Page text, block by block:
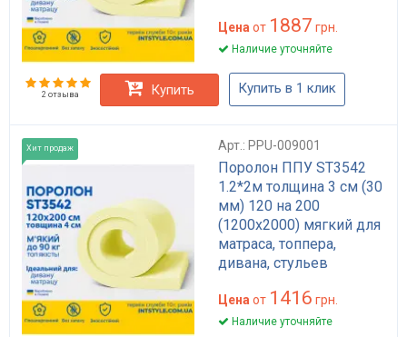
Цена от 1887 грн.
Наличие уточняйте
2 отзыва Купить Купить в 1 клик
Хит продаж Арт.: PPU-009001
Поролон ППУ ST3542
1.2*2м толщина 3 см (30
мм) 120 на 200
(1200х2000) мягкий для
матраса, топпера,
дивана, стульев
Цена от 1416 грн.
Наличие уточняйте